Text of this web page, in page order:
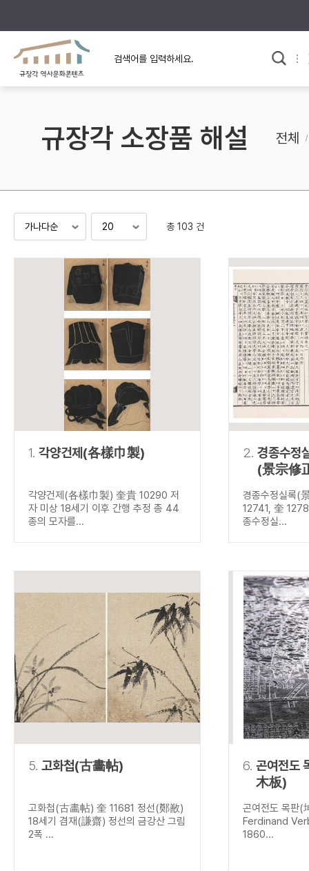
규장각의 어제와 오늘
규장각 소개영상
사료와 문학으로 본
고대
고려
조선 후기
검색 연산자 사용안내
연산자
AND
“정조”와 “정약
색
OR “정조” 또는 “정
NOT
“정조”가 나온
료를 검색
동시에 여러 개의 연산자를 사용할 수 있습니다.
규장각 소장품 해설 전체
총 103 건
1. 각양건제(各樣巾製)
각양건제(各樣巾製) 奎貴 10290 저
자 미상 18세기 이후 간행 추정 총 44
종의 모자를...
2. 경종수정
(景宗修
경종수정실록(
12741, 奎
종수정실...
5. 고화첩(古畵帖)
고화첩(古畵帖) 奎 11681 정선(鄭敾)
18세기 겸재(謙齋) 정선의 금강산 그림
2폭 ...
6. 곤여전도
木板)
곤여전도 목판
Ferdinand
1860...